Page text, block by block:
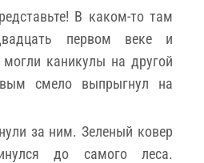
В каком-то там
первом веке и
могли каникулы на другой
смело выпрыгнул на
за ним. Зеленый ковер
до самого леса.